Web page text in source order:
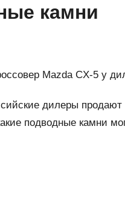
камни
Mazda CX-5 у
дилеры
подводные камни